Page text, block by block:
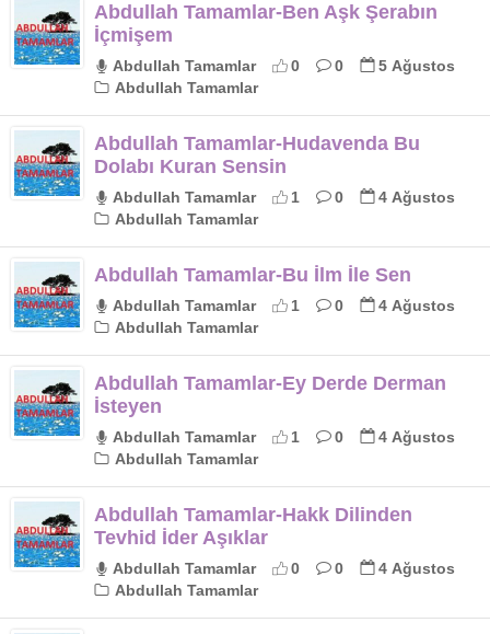
Abdullah Tamamlar-Ben Aşk Şerabın
İçmişem
Abdullah Tamamlar 0 0
5 Ağustos
Abdullah Tamamlar
Abdullah Tamamlar-Hudavenda Bu
Dolabı Kuran Sensin
Abdullah Tamamlar 1 0
4 Ağustos
Abdullah Tamamlar
Abdullah Tamamlar-Bu İlm İle Sen
Abdullah Tamamlar 1 0
4 Ağustos
Abdullah Tamamlar
Abdullah Tamamlar-Ey Derde Derman
İsteyen
Abdullah Tamamlar 1 0
4 Ağustos
Abdullah Tamamlar
Abdullah Tamamlar-Hakk Dilinden
Tevhid İder Aşıklar
Abdullah Tamamlar 0 0
4 Ağustos
Abdullah Tamamlar